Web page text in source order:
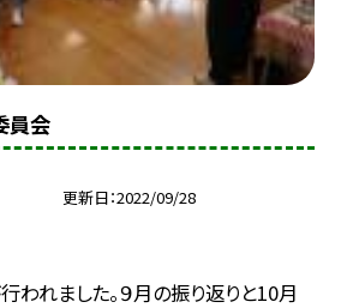
員会
更新日 2022/09/28
れました。９月の振り返りと10月